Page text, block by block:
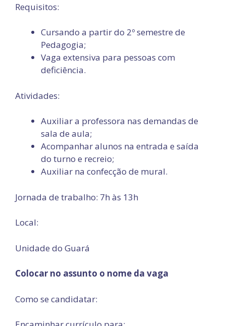
Requisitos:
Cursando a partir do 2º semestre de
Pedagogia;
Vaga extensiva para pessoas com
deficiência.
Atividades:
Auxiliar a professora nas demandas de
sala de aula;
Acompanhar alunos na entrada e saída
do turno e recreio;
Auxiliar na confecção de mural.
Jornada de trabalho: 7h às 13h
Local:
Unidade do Guará
Colocar no assunto o nome da vaga
Como se candidatar: